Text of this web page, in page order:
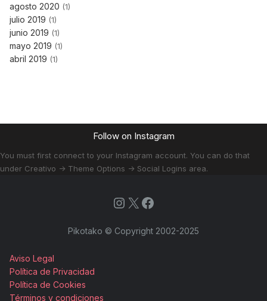
agosto 2020 (1)
julio 2019 (1)
junio 2019 (1)
mayo 2019 (1)
abril 2019 (1)
Follow on Instagram
You must first connect to your Instagram account. You can do that
under Creativo -> Theme Options -> Social Logins area.
Instagram
X Facebook
Pikotako © Copyright 2002-2025
Aviso Legal
Política de Privacidad
Política de Cookies
Términos y condiciones